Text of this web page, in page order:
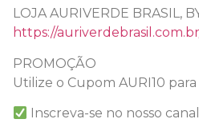
LOJA AURIVERDE BRASIL,
https://
PROMOÇÃO
Utilize o Cupom AURI10
Inscreva-se no nosso